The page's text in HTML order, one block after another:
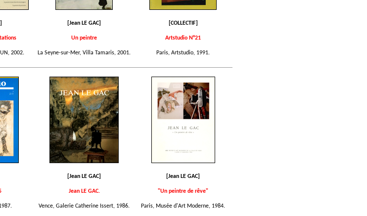
2002.
[Jean LE GAC]
Un peintre
La Seyne-sur-Mer, Villa Tamaris, 2001.
[COLLECTIF]
Artstudio N°21
Paris, Artstudio, 1991.
[Jean LE GAC]
Jean LE GAC.
Vence, Galerie Catherine Issert, 1986.
[Jean LE GAC]
"Un peintre de rêve"
Paris, Musée d'Art Moderne, 1984.